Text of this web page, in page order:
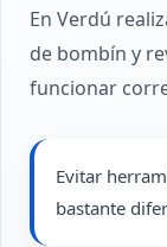
En Verdú
de bombín y
funcionar
Evitar
bastante